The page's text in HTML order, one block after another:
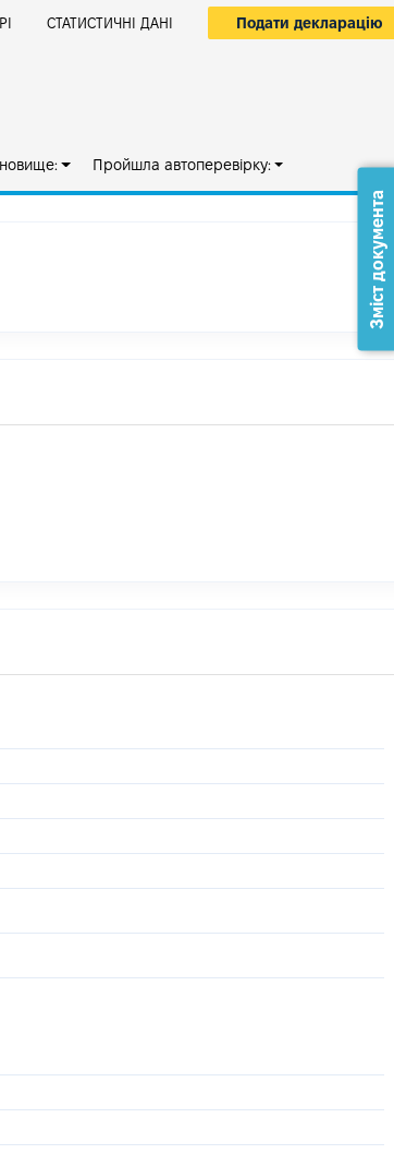
СТАТИСТИЧНІ ДАНІ Подати декларацію
Пройшла автоперевірку:
Зміст документа